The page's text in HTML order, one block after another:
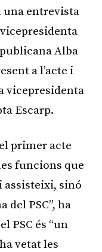
una entrevista
Alba
a l’acte i
vicepresidenta
Escarp.
primer acte
funcions que
assisteixi, sinó
del PSC”, ha
PSC és “un
vetat les